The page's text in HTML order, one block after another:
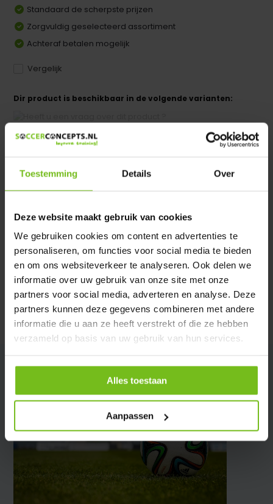
Toestemming Details Over
Deze website maakt gebruik van cookies
We gebruiken cookies om content en advertenties te
personaliseren, om functies voor social media te bieden
en om ons websiteverkeer te analyseren. Ook delen we
informatie over uw gebruik van onze site met onze
partners voor social media, adverteren en analyse. Deze
partners kunnen deze gegevens combineren met andere
informatie die u aan ze heeft verstrekt of die ze hebben
verzameld op basis van uw gebruik van hun services.
Alles toestaan
Aanpassen
Standaard de scherpste prijzen
Zorgvuldig geselecteerd assortiment
Achteraf betalen mogelijk
Vergelijk
Dir product is beschikbaar in de volgende varianten:
We helpen u graag met meer informatie
Specificaties
Reviews
Delen